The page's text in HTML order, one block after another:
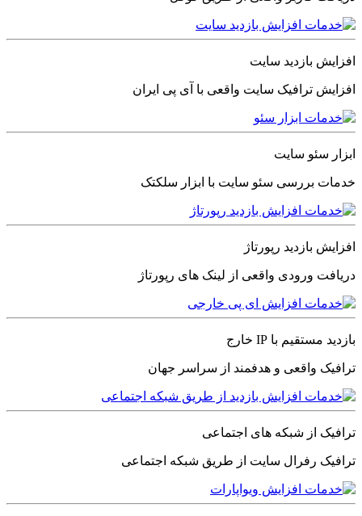
افزایش بازدید سایت
افزایش ترافیک سایت واقعی با آی پی ایران
ابزار سئو سایت
خدمات بررسی سئو سایت با ابزار سلکتک
افزایش بازدید رپورتاژ
دریافت ورودی واقعی از لینک های رپورتاژ
بازدید مستقیم با IP خارج
ترافیک واقعی و هدفمند از سراسر جهان
ترافیک از شبکه های اجتماعی
ترافیک رفرال سایت از طریق شبکه اجتماعی